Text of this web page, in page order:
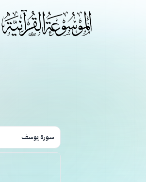
سورة يوسف